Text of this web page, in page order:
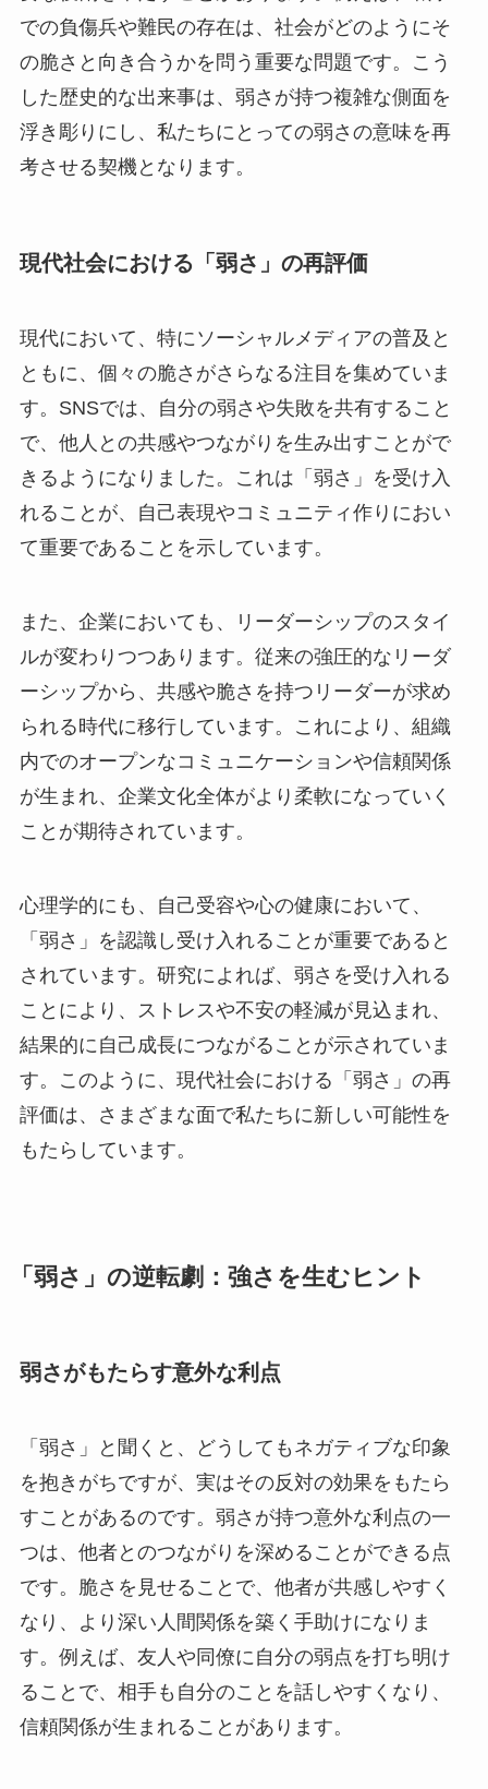
での負傷兵や難民の存在は、社会がどのようにそ
の脆さと向き合うかを問う重要な問題です。こう
した歴史的な出来事は、弱さが持つ複雑な側面を
浮き彫りにし、私たちにとっての弱さの意味を再
考させる契機となります。
現代社会における「弱さ」の再評価
現代において、特にソーシャルメディアの普及と
ともに、個々の脆さがさらなる注目を集めていま
す。SNSでは、自分の弱さや失敗を共有すること
で、他人との共感やつながりを生み出すことがで
きるようになりました。これは「弱さ」を受け入
れることが、自己表現やコミュニティ作りにおい
て重要であることを示しています。
また、企業においても、リーダーシップのスタイ
ルが変わりつつあります。従来の強圧的なリーダ
ーシップから、共感や脆さを持つリーダーが求め
られる時代に移行しています。これにより、組織
内でのオープンなコミュニケーションや信頼関係
が生まれ、企業文化全体がより柔軟になっていく
ことが期待されています。
心理学的にも、自己受容や心の健康において、
「弱さ」を認識し受け入れることが重要であると
されています。研究によれば、弱さを受け入れる
ことにより、ストレスや不安の軽減が見込まれ、
結果的に自己成長につながることが示されていま
す。このように、現代社会における「弱さ」の再
評価は、さまざまな面で私たちに新しい可能性を
もたらしています。
「弱さ」の逆転劇：強さを生むヒント
弱さがもたらす意外な利点
「弱さ」と聞くと、どうしてもネガティブな印象
を抱きがちですが、実はその反対の効果をもたら
すことがあるのです。弱さが持つ意外な利点の一
つは、他者とのつながりを深めることができる点
です。脆さを見せることで、他者が共感しやすく
なり、より深い人間関係を築く手助けになりま
す。例えば、友人や同僚に自分の弱点を打ち明け
ることで、相手も自分のことを話しやすくなり、
信頼関係が生まれることがあります。